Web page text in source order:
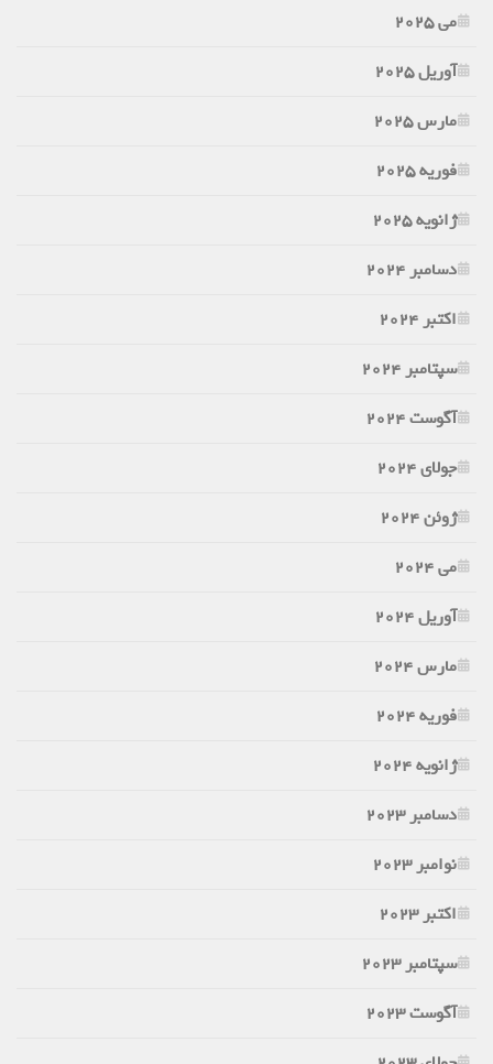
می 2025
آوریل 2025
مارس 2025
فوریه 2025
ژانویه 2025
دسامبر 2024
اکتبر 2024
سپتامبر 2024
آگوست 2024
جولای 2024
ژوئن 2024
می 2024
آوریل 2024
مارس 2024
فوریه 2024
ژانویه 2024
دسامبر 2023
نوامبر 2023
اکتبر 2023
سپتامبر 2023
آگوست 2023